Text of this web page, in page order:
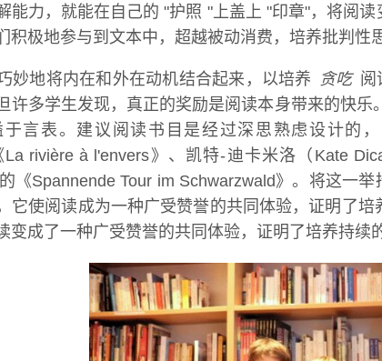
能力，就能在自己的 "护照 "上盖上 "印章"，将阅
积极地参与到文本中，超越被动消费，培养批判性
妙地将内在和外在动机结合起来，以培养 贪吃 阅
许多学生发现，真正的奖励是阅读本身带来的快
言表。建议阅读书目是经过深思熟虑设计的
La rivière à l'envers》、凯特-迪卡米洛（Kate
《Spannende Tour im Schwarzwald》。将这一
它使阅读成为一种广受赞誉的共同体验，证明了
变成了一种广受赞誉的共同体验，证明了培养持